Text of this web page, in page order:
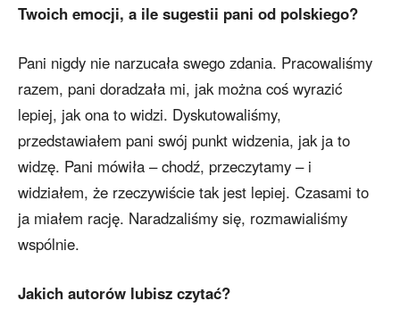
Twoich emocji, a ile sugestii pani od polskiego?
Pani nigdy nie narzucała swego zdania. Pracowaliśmy
razem, pani doradzała mi, jak można coś wyrazić
lepiej, jak ona to widzi. Dyskutowaliśmy,
przedstawiałem pani swój punkt widzenia, jak ja to
widzę. Pani mówiła – chodź, przeczytamy – i
widziałem, że rzeczywiście tak jest lepiej. Czasami to
ja miałem rację. Naradzaliśmy się, rozmawialiśmy
wspólnie.
Jakich autorów lubisz czytać?